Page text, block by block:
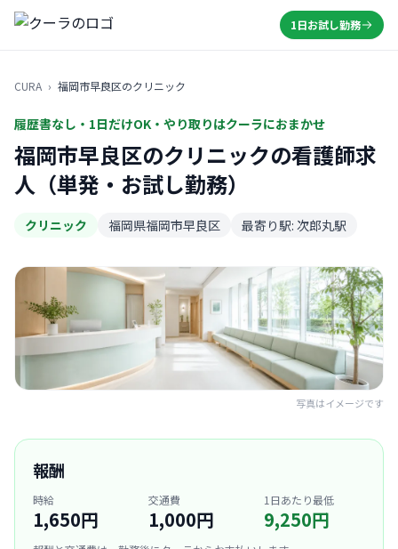
1日お試し勤務
CURA › 福岡市早良区のクリニック
履歴書なし・1日だけOK・やり取りはクーラにおまかせ
福岡市早良区のクリニックの看護師求
人（単発・お試し勤務）
クリニック 福岡県福岡市早良区 最寄り駅: 次郎丸駅
写真はイメージです
報酬
時給
1,650円
交通費
1,000円
1日あたり最低
9,250円